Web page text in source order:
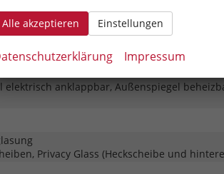
elektrisch anklappbar, Außenspiegel
Privacy Glass (Heckscheibe und
Alle akzeptieren Einstellungen
Impressum